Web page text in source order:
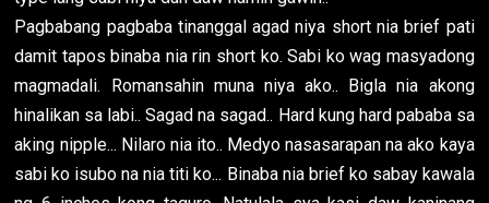
Pagbabang pagbaba tinanggal agad niya short nia brief pati
damit tapos binaba nia rin short ko. Sabi ko wag masyadong
magmadali. Romansahin muna niya ako.. Bigla nia akong
hinalikan sa labi.. Sagad na sagad.. Hard kung hard pababa sa
aking nipple... Nilaro nia ito.. Medyo nasasarapan na ako kaya
sabi ko isubo na nia titi ko... Binaba nia brief ko sabay kawala